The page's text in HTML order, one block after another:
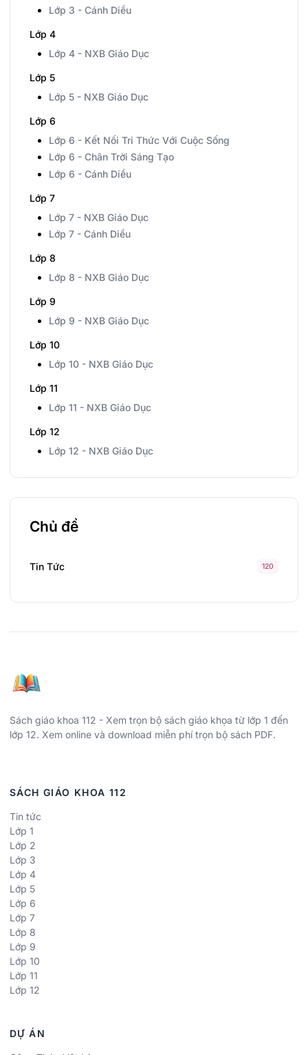
Lớp 3 - Cánh Diều
Lớp 4
Lớp 4 - NXB Giáo Dục
Lớp 5
Lớp 5 - NXB Giáo Dục
Lớp 6
Lớp 6 - Kết Nối Tri Thức Với Cuộc Sống
Lớp 6 - Chân Trời Sáng Tạo
Lớp 6 - Cánh Diều
Lớp 7
Lớp 7 - NXB Giáo Dục
Lớp 7 - Cánh Diều
Lớp 8
Lớp 8 - NXB Giáo Dục
Lớp 9
Lớp 9 - NXB Giáo Dục
Lớp 10
Lớp 10 - NXB Giáo Dục
Lớp 11
Lớp 11 - NXB Giáo Dục
Lớp 12
Lớp 12 - NXB Giáo Dục
Chủ đề
Tin Tức 120
Sách giáo khoa 112 - Xem trọn bộ sách giáo khọa từ lớp 1 đến
lớp 12. Xem online và download miễn phí trọn bộ sách PDF.
SÁCH GIÁO KHOA 112
Tin tức
Lớp 1
Lớp 2
Lớp 3
Lớp 4
Lớp 5
Lớp 6
Lớp 7
Lớp 8
Lớp 9
Lớp 10
Lớp 11
Lớp 12
DỰ ÁN